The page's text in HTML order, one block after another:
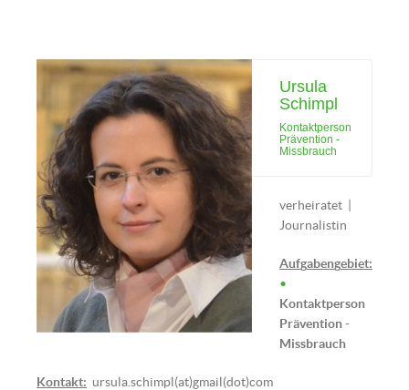
Ursula
Schimpl
Kontaktperson
Prävention -
Missbrauch
verheiratet |
Journalistin
Aufgabengebiet:
•
Kontaktperson
Prävention -
Missbrauch
Kontakt: ursula.schimpl(at)gmail(dot)com